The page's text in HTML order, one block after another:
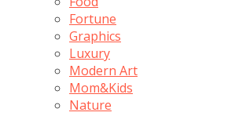
Fortune
Graphics
Luxury
Modern Art
Mom&Kids
Nature